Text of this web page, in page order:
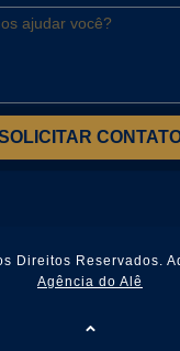
Direitos Reservados.
Agência do Alê